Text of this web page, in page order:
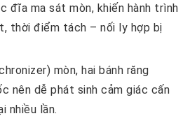
đĩa ma sát mòn, khiến hành trình
thời điểm tách – nối ly hợp bị
mòn, hai bánh răng
nên dễ phát sinh cảm giác cấn
nhiều lần.